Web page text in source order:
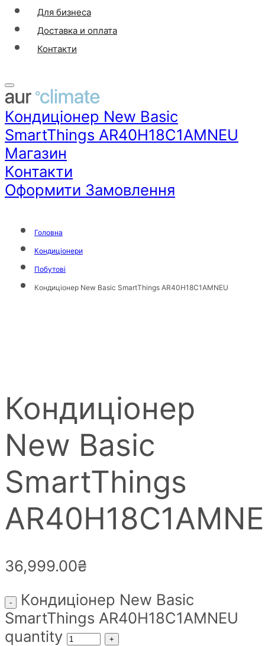
Для бизнеса
Доставка и оплата
Контакти
Кондиціонер New Basic
SmartThings AR40H18C1AMNEU
Магазин
Контакти
Оформити Замовлення
Головна
Кондиціонери
Побутові
Кондиціонер New Basic SmartThings AR40H18C1AMNEU
Кондиціонер
New Basic
SmartThings
36,999.00₴
Кондиціонер New Basic
SmartThings AR40H18C1AMNEU
quantity